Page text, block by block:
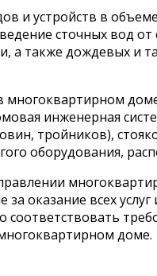
и устройств в
сточных вод
также дождевых и
инженерная
тройников),
оборудования,
оказание всех
доме.